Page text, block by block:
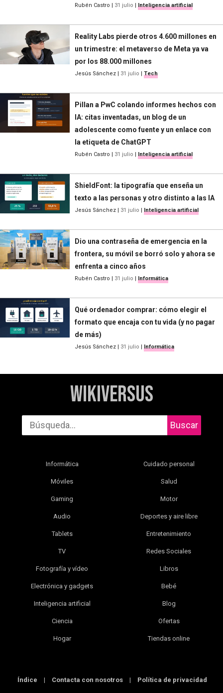
Rubén Castro | 31 julio | Inteligencia artificial
Reality Labs pierde otros 4.600 millones en
un trimestre: el metaverso de Meta ya va
por los 88.000 millones
Jesús Sánchez | 31 julio | Tech
Pillan a PwC colando informes hechos con
IA: citas inventadas, un blog de un
adolescente como fuente y un enlace con
la etiqueta de ChatGPT
Rubén Castro | 31 julio | Inteligencia artificial
ShieldFont: la tipografía que enseña un
texto a las personas y otro distinto a las IA
Jesús Sánchez | 31 julio | Inteligencia artificial
Dio una contraseña de emergencia en la
frontera, su móvil se borró solo y ahora se
enfrenta a cinco años
Rubén Castro | 31 julio | Informática
Qué ordenador comprar: cómo elegir el
formato que encaja con tu vida (y no pagar
de más)
Jesús Sánchez | 31 julio | Informática
WikiVersus
Buscar
Informática
Móviles
Gaming
Audio
Tablets
TV
Fotografía y vídeo
Electrónica y gadgets
Inteligencia artificial
Ciencia
Hogar
Cuidado personal
Salud
Motor
Deportes y aire libre
Entretenimiento
Redes Sociales
Libros
Bebé
Blog
Ofertas
Tiendas online
Índice | Contacta con nosotros | Política de privacidad